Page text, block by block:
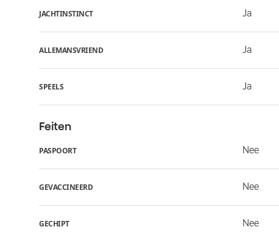
JACHTINSTINCT Ja
ALLEMANSVRIEND Ja
SPEELS Ja
Feiten
PASPOORT Nee
GEVACCINEERD Nee
GECHIPT Nee